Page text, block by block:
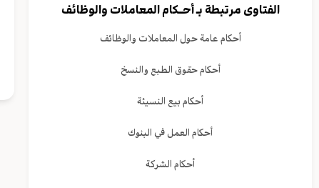
الفتاوى مرتبطة بـأحــكام المعاملات والوظائف
أحكام عامة حول المعاملات والوظائف
أحكام حقوق الطبع والنسخ
أحكام بيع النسيئة
أحكام العمل في البنوك
أحكام الشركة